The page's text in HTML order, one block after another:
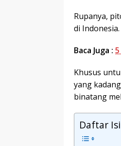
Rupanya,
di
Baca Juga :
Khusus
yang
binatang
Daftar Isi